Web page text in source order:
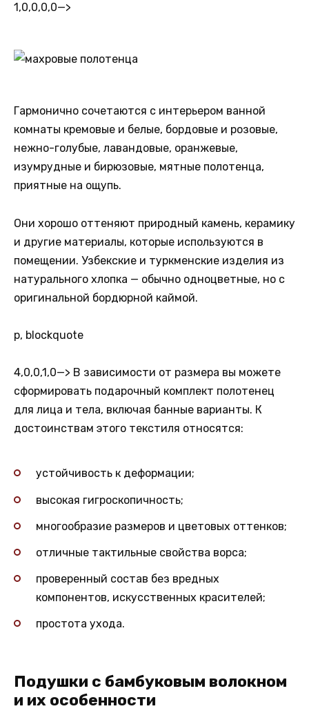
1,0,0,0,0—>
Гармонично сочетаются с интерьером ванной
комнаты кремовые и белые, бордовые и розовые,
нежно-голубые, лавандовые, оранжевые,
изумрудные и бирюзовые, мятные полотенца,
приятные на ощупь.
Они хорошо оттеняют природный камень, керамику
и другие материалы, которые используются в
помещении. Узбекские и туркменские изделия из
натурального хлопка — обычно одноцветные, но с
оригинальной бордюрной каймой.
p, blockquote
4,0,0,1,0—> В зависимости от размера вы можете
сформировать подарочный комплект полотенец
для лица и тела, включая банные варианты. К
достоинствам этого текстиля относятся:
устойчивость к деформации;
высокая гигроскопичность;
многообразие размеров и цветовых оттенков;
отличные тактильные свойства ворса;
проверенный состав без вредных
компонентов, искусственных красителей;
простота ухода.
Подушки с бамбуковым волокном
и их особенности